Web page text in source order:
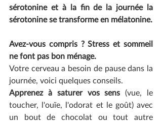
sérotonine et à la fin de la journée la
sérotonine se transforme en mélatonine.
Avez-vous compris ? Stress et sommeil
ne font pas bon ménage.
Votre cerveau a besoin de pause dans la
journée, voici quelques conseils.
Apprenez à saturer vos sens (vue, le
toucher, l'ouïe, l'odorat et le goût) avec
un bout de chocolat ou tout autre